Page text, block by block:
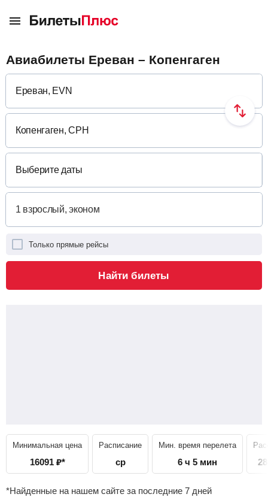
Авиабилеты Ереван – Копенгаген
Выберите даты
Только прямые рейсы
Найти билеты
Минимальная цена
16091 ₽*
Расписание
ср
Мин. время перелета
6 ч 5 мин
*Найденные на нашем сайте за последние 7 дней